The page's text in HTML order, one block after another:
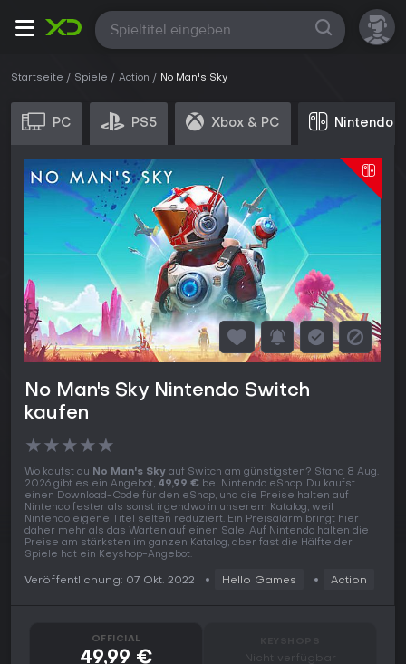
Alle
Startseite Spiele Action No Man's Sky
PC PS5 Xbox & PC Nintendo
No Man's Sky Nintendo Switch
kaufen
★★★★★
Wo kaufst du No Man's Sky auf Switch am günstigsten? Stand 8 Aug.
2026 gibt es ein Angebot, 49,99 € bei Nintendo eShop. Du kaufst
einen Download-Code für den eShop, und die Preise halten auf
Nintendo fester als sonst irgendwo in unserem Katalog, weil
Nintendo eigene Titel selten reduziert. Ein Preisalarm bringt hier
daher mehr als das Warten auf einen Sale. Auf Nintendo halten die
Preise am stärksten im ganzen Katalog, aber fast die Hälfte der
Spiele hat ein Keyshop-Angebot.
Veröffentlichung: 07 Okt. 2022 Hello Games Action
OFFICIAL
49,99 € Nicht verfügbar